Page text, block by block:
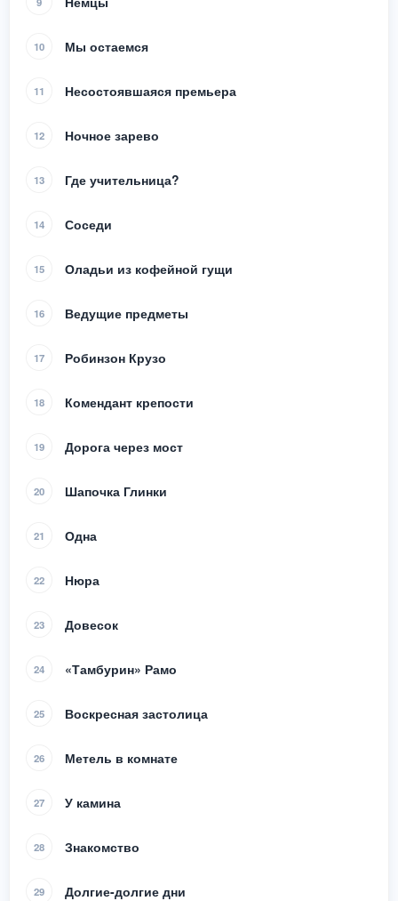
10 Мы остаемся
11 Несостоявшаяся премьера
12 Ночное зарево
13 Где учительница?
14 Соседи
15 Оладьи из кофейной гущи
16 Ведущие предметы
17 Робинзон Крузо
18 Комендант крепости
19 Дорога через мост
20 Шапочка Глинки
21 Одна
22 Нюра
23 Довесок
24 «Тамбурин» Рамо
25 Воскресная застолица
26 Метель в комнате
27 У камина
28 Знакомство
29 Долгие-долгие дни